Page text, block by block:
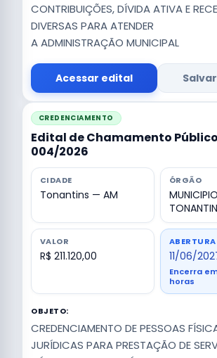
CONTRIBUIÇÕES, DÍVIDA ATIVA E
DIVERSAS PARA ATENDER
A ADMINISTRAÇÃO MUNICIPAL
Acessar edital
CREDENCIAMENTO
Edital de Chamamento
004/2026
CIDADE
Tonantins — AM
ÓRGÃO
VALOR
R$ 211.120,00
ABERTURA
11/06/
Encerra
horas
OBJETO:
CREDENCIAMENTO DE PESSOAS
JURÍDICAS PARA PRESTAÇÃO DE